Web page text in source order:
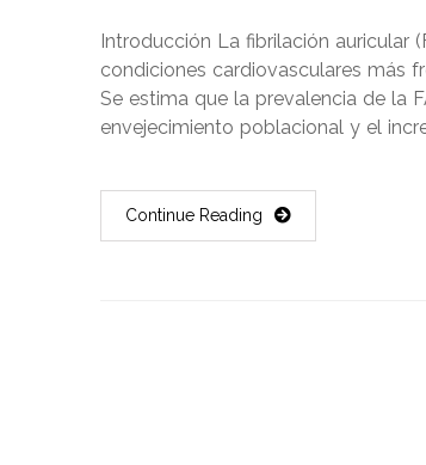
Introducción La fibrilación auricular
condiciones cardiovasculares más
Se estima que la prevalencia de la
envejecimiento poblacional y el
Continue Reading